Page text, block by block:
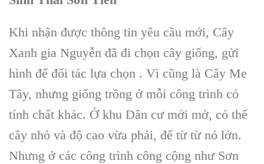
Khi nhận được thông tin yêu cầu mới, Cây
Xanh gia Nguyễn đã đi chọn cây giống, gửi
hình để đối tác lựa chọn . Vì cũng là Cây Me
Tây, nhưng giống trồng ở mỗi công trình có
tính chất khác. Ở khu Dân cư mới mở, có thể
cây nhỏ và độ cao vừa phải, để từ từ nó lớn.
Nhưng ở các công trình công cộng như Sơn